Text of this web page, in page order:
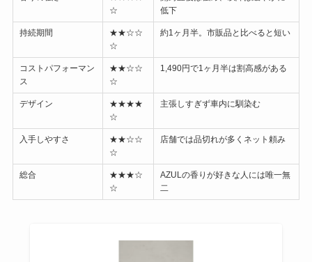
☆
低下
持続期間
★★☆☆
☆
約1ヶ月半。市販品と比べると短い
コストパフォーマン
ス
★★☆☆
☆
1,490円で1ヶ月半は割高感がある
デザイン
★★★★
☆
主張しすぎず車内に馴染む
入手しやすさ
★★☆☆
☆
店舗では品切れが多くネット頼み
総合
★★★☆
☆
AZULの香りが好きな人には唯一無
二